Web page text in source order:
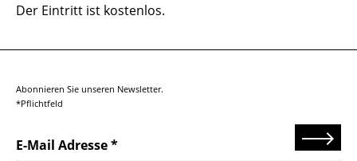
Der Eintritt ist kostenlos.
Abonnieren Sie unseren Newsletter.
*Pflichtfeld
E-Mail Adresse Senden